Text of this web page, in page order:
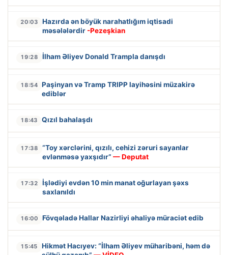
20:03
Hazırda ən böyük narahatlığım iqtisadi
məsələlərdir -Pezeşkian
19:28 İlham Əliyev Donald Trampla danışdı
18:54 Paşinyan və Tramp TRIPP layihəsini müzakirə
ediblər
18:43 Qızıl bahalaşdı
17:38
“Toy xərclərini, qızılı, cehizi zəruri sayanlar
evlənməsə yaxşıdır” — Deputat
17:32
İşlədiyi evdən 10 min manat oğurlayan şəxs
saxlanıldı
16:00 Fövqəladə Hallar Nazirliyi əhaliyə müraciət edib
15:45
Hikmət Hacıyev: “İlham Əliyev müharibəni, həm də